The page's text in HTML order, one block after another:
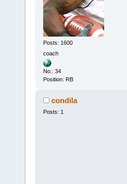
Posts: 1600
coach
No.: 34
Position: RB
condila
Posts: 1